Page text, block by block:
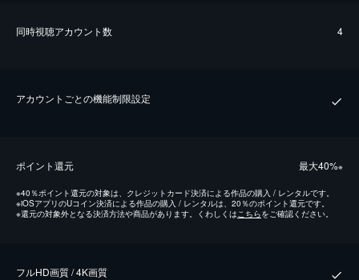
同時視聴アカウント数 4
アカウントごとの機能制限設定
ポイント還元 最⼤40%※
※40％ポイント還元の対象は、クレジットカード決済による作品の購入 / レンタルです。
※iOSアプリのUコイン決済による作品の購入 / レンタルは、20％のポイント還元です。
※還元の対象外となる決済方法や商品があります。くわしくはこちらをご確認ください。
フルHD画質 / 4K画質